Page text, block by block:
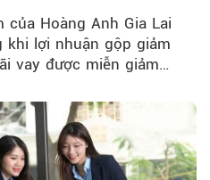
của Hoàng Anh Gia Lai
khi lợi nhuận gộp giảm
vay được miễn giảm